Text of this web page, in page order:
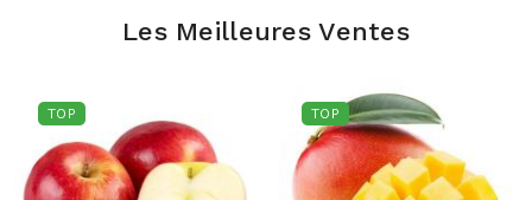
Les Meilleures Ventes
TOP TOP